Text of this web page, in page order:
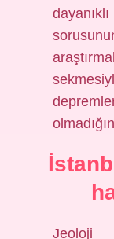
Jeoloji